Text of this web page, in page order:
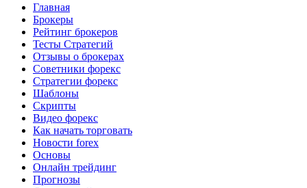
Главная
Брокеры
Рейтинг брокеров
Тесты Стратегий
Отзывы о брокерах
Советники форекс
Стратегии форекс
Шаблоны
Скрипты
Видео форекс
Как начать торговать
Новости forex
Основы
Онлайн трейдинг
Прогнозы